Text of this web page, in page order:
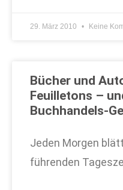
29. März 2010 Keine
Bücher und
Feuilletons –
Buchhandels-
Jeden Morgen
führenden